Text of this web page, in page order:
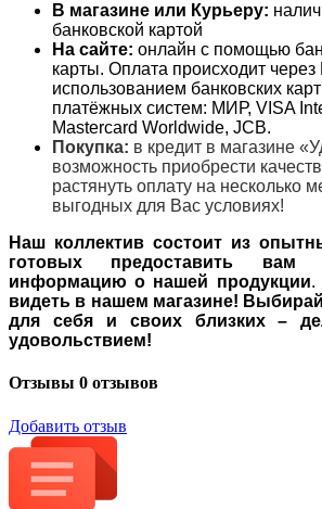
В магазине или Курьеру:
банковской картой
На сайте: онлайн с помощью
карты. Оплата происходит
использованием банковских
платёжных систем: МИР, VISA
Mastercard Worldwide, JCB.
Покупка: в кредит в магазине
возможность приобрести
растянуть оплату на несколько
выгодных для Вас условиях!
Наш коллектив состоит из
готовых предоставить вам
информацию о нашей продукции.
видеть в нашем магазине!
для себя и своих близких –
удовольствием!
Отзывы 0 отзывов
Добавить отзыв